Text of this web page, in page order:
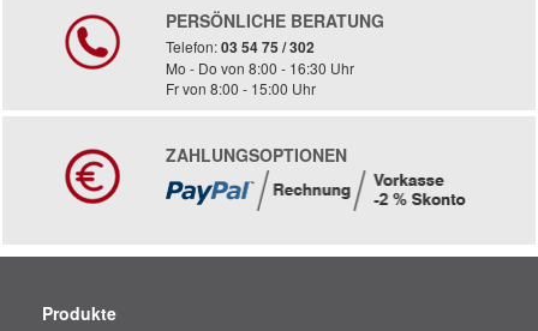
PERSÖNLICHE BERATUNG
Telefon:03 54 75 / 302
Mo - Do von 8:00 - 16:30 Uhr
Fr von 8:00 - 15:00 Uhr
ZAHLUNGSOPTIONEN
Produkte